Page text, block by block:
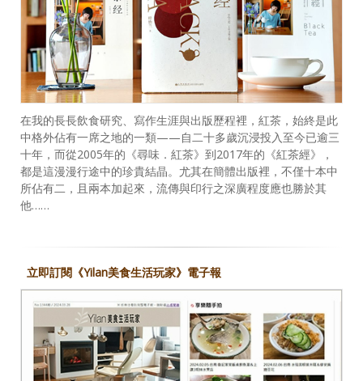
在我的長長飲食研究、寫作生涯與出版歷程裡，紅茶，始終是此
中格外佔有一席之地的一類——自二十多歲沉浸投入至今已逾三
十年，而從2005年的《尋味．紅茶》到2017年的《紅茶經》，
都是這漫漫行途中的珍貴結晶。尤其在簡體出版裡，不僅十本中
所佔有二，且兩本加起來，流傳與印行之深廣程度應也勝於其
他……
立即訂閱《Yilan美食生活玩家》電子報